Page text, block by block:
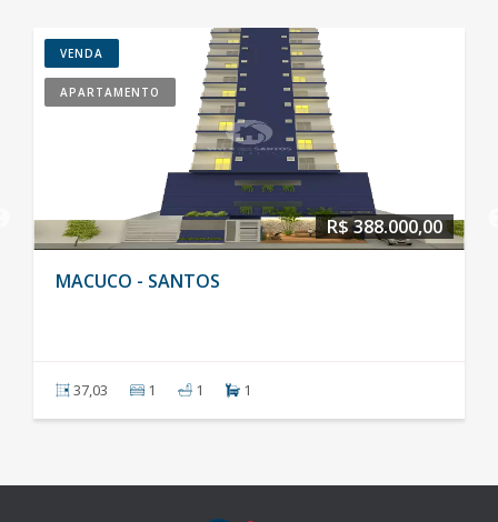
R$ 388.000,00
VENDA
APARTAMENTO